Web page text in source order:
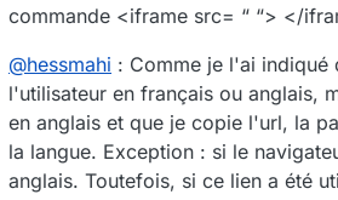
commande <iframe src= “ “> </
@hessmahi : Comme je l'ai indiqué
l'utilisateur en français ou anglais,
en anglais et que je copie l'url, la
la langue. Exception : si le
anglais. Toutefois, si ce lien a été